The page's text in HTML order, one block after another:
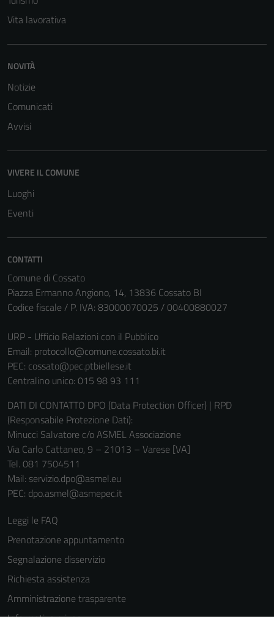
Vita lavorativa
NOVITÀ
Notizie
Comunicati
Avvisi
VIVERE IL COMUNE
Luoghi
Eventi
CONTATTI
Comune di Cossato
Piazza Ermanno Angiono, 14, 13836 Cossato BI
Codice fiscale / P. IVA: 83000070025 / 00400880027
URP - Ufficio Relazioni con il Pubblico
Email: protocollo@comune.cossato.bi.it
PEC: cossato@pec.ptbiellese.it
Centralino unico: 015 98 93 111
DATI DI CONTATTO DPO (Data Protection Officer) | RPD
(Responsabile Protezione Dati):
Minucci Salvatore c/o ASMEL Associazione
Via Carlo Cattaneo, 9 – 21013 – Varese [VA]
Tel. 081 7504511
Mail: servizio.dpo@asmel.eu
PEC: dpo.asmel@asmepec.it
Leggi le FAQ
Prenotazione appuntamento
Segnalazione disservizio
Richiesta assistenza
Amministrazione trasparente
Informativa privacy
possono
essere
Questi cookie
non raccolgono